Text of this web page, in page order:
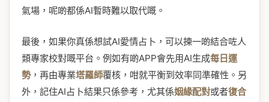
氣場，呢啲都係AI暫時難以取代嘅。
最後，如果你真係想試AI愛情占卜，可以揀一啲結合咗人
類專家校對嘅平台。例如有啲APP會先用AI生成每日運
勢，再由專業塔羅師覆核，咁就平衡到效率同準確性。另
外，記住AI占卜結果只係參考，尤其係姻緣配對或者復合